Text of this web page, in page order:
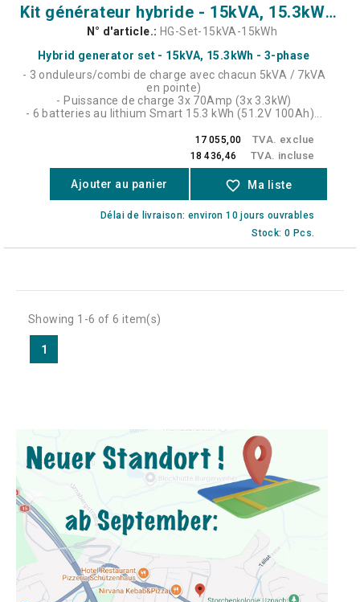
Kit générateur hybride - 15kVA, 15.3kWh - 3Phase
N° d'article.: HG-Set-15kVA-15kWh
Hybrid generator set - 15kVA, 15.3kWh - 3-phase
- 3 onduleurs/combi de charge avec chacun 5kVA / 7kVA
en pointe)
- Puissance de charge 3x 70Amp (3x 3.3kW)
- 6 batteries au lithium Smart 15.3 kWh (51.2V 100Ah)...
17 055,00 TVA. exclue
18 436,46 TVA. incluse
Ajouter au panier favorite_border Ma liste
Délai de livraison: environ 10 jours ouvrables
Stock: 0 Pcs.
Showing 1-6 of 6 item(s)
1